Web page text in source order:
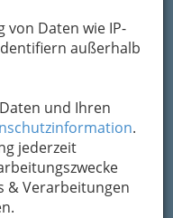
von Daten wie IP-
außerhalb
und Ihren
.
jederzeit
& Verarbeitungen